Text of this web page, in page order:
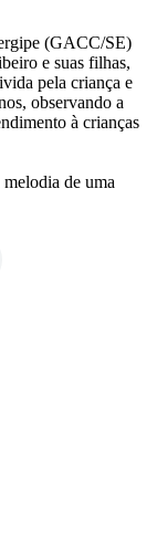
(GACC/SE)
e suas filhas,
pela criança e
observando a
à crianças
de uma